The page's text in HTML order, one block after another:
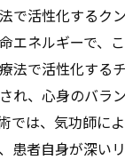
で活性化するク
エネルギーで、
法で活性化する
れ、心身のバラ
では、気功師に
患者自身が深い